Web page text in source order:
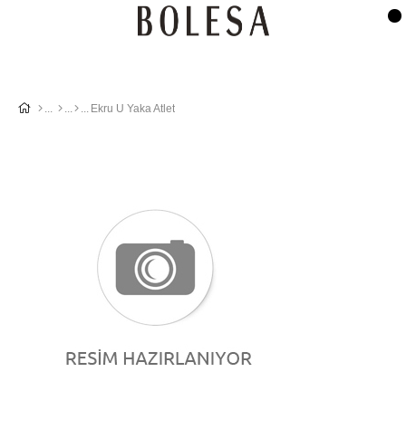
Ekru U Yaka Atlet